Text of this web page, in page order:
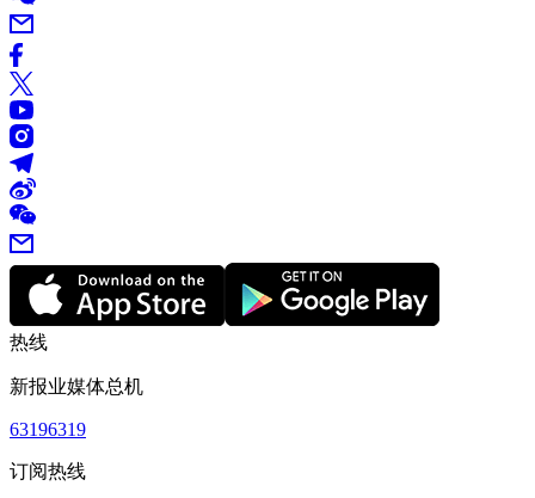
热线
新报业媒体总机
63196319
订阅热线